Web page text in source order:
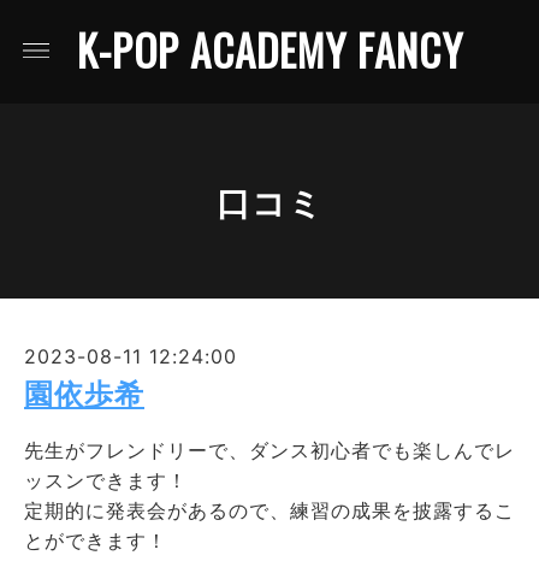
K-POP ACADEMY FANCY
口コミ
2023-08-11 12:24:00
園依歩希
先生がフレンドリーで、ダンス初心者でも楽しんでレ
ッスンできます！
定期的に発表会があるので、練習の成果を披露するこ
とができます！